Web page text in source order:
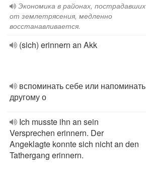
Экономика в районах, пострадавших
от землетрясения, медленно
восстанавливается.
(sich) erinnern an Akk
вспоминать себе или напоминать
другому о
Ich musste ihn an sein
Versprechen erinnern. Der
Angeklagte konnte sich nicht an den
Tathergang erinnern.